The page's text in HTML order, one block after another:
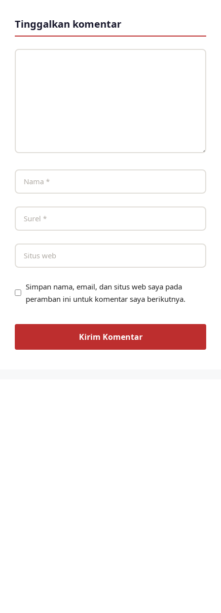
Tinggalkan komentar
Komentar
Nama
Surel
Situs
Simpan nama, email, dan situs web saya pada
peramban ini untuk komentar saya berikutnya.